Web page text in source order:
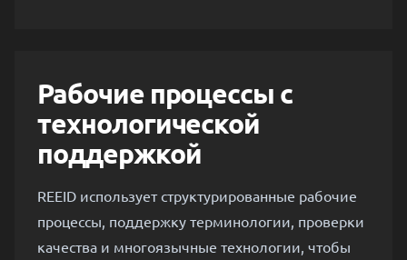
Рабочие процессы с
технологической
поддержкой
REEID использует структурированные рабочие
процессы, поддержку терминологии, проверки
качества и многоязычные технологии, чтобы